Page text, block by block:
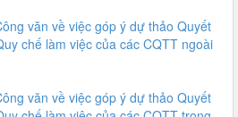
văn về việc góp ý dự thảo Quyết
chế làm việc của các CQTT ngoài
văn về việc góp ý dự thảo Quyết